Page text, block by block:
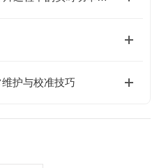
护与校准技巧